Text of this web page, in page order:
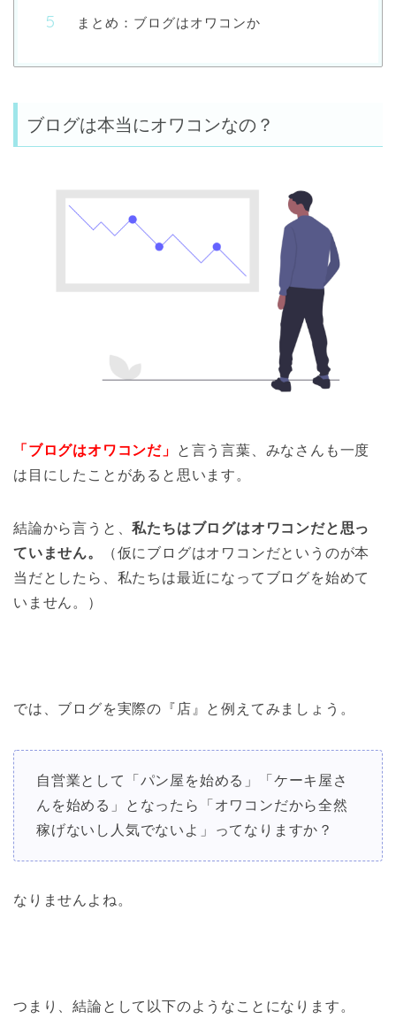
まとめ：ブログはオワコンか
ブログは本当にオワコンなの？
「ブログはオワコンだ」
と言う言葉、みなさんも一度
は目にしたことがあると思います。
結論から言うと、私たちはブログはオワコンだと思っ
ていません。
（仮にブログはオワコンだというのが本
当だとしたら、私たちは最近になってブログを始めて
いません。）
では、ブログを実際の『店』と例えてみましょう。
自営業として「パン屋を始める」「ケーキ屋さ
んを始める」となったら「オワコンだから全然
稼げないし人気でないよ」ってなりますか？
なりませんよね。
つまり、結論として以下のようなことになります。